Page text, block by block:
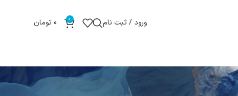
ورود / ثبت نام 0
0تومان